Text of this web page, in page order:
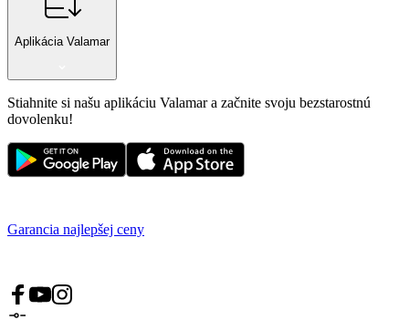
Aplikácia Valamar
Stiahnite si našu aplikáciu Valamar a začnite svoju bezstarostnú
dovolenku!
Garancia najlepšej ceny